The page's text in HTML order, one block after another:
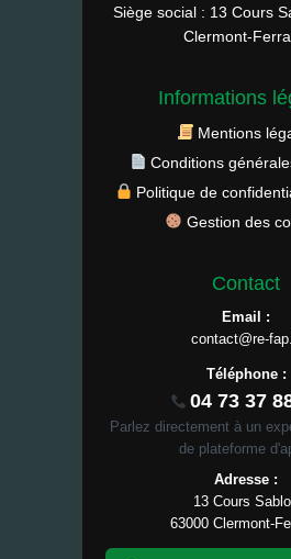
Siège social : 13 Cours
Clermont-
Informations
Mentions
Conditions
Politique de
Gestion des
Contact
Email :
contact@re-
Téléphone :
04 73 37
Parlez directement à un
de plateforme
Adresse :
13 Cours
63000 Clermont-